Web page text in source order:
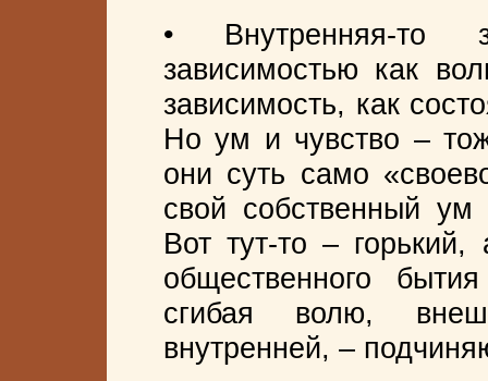
• Внутренняя-то
зависимостью как
зависимость, как
Но ум и чувство –
они суть само
свой собственный ум
Вот тут-то –
общественного
сгибая волю,
внутренней, –